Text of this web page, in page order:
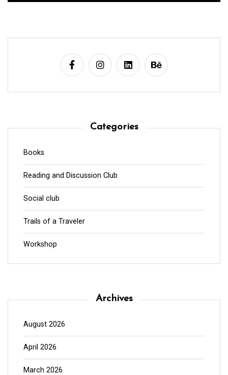
Categories
Books
Reading and Discussion Club
Social club
Trails of a Traveler
Workshop
Archives
August 2026
April 2026
March 2026